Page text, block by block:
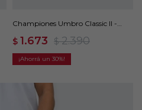
Championes Umbro Classic II -
$ 1.673 $ 2.390
30